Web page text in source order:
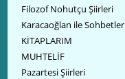
Filozof Nohutçu Şiirleri
Karacaoğlan ile Sohbetler
KİTAPLARIM
MUHTELİF
Pazartesi Şiirleri